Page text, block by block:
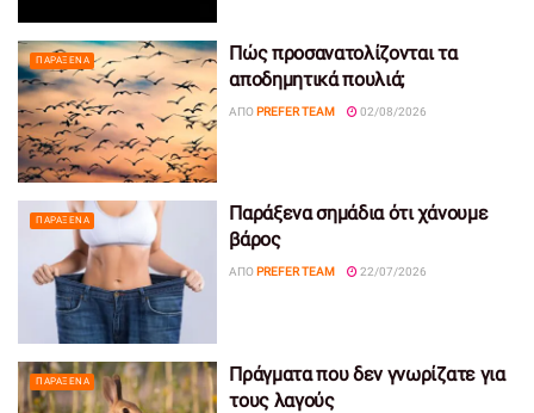
ΠΑΡΆΞΕΝΑ
Πώς προσανατολίζονται τα
αποδημητικά πουλιά;
ΑΠΌ PREFER TEAM 02/08/2026
ΠΑΡΆΞΕΝΑ
Παράξενα σημάδια ότι χάνουμε
βάρος
ΑΠΌ PREFER TEAM 22/07/2026
ΠΑΡΆΞΕΝΑ
Πράγματα που δεν γνωρίζατε για
τους λαγούς